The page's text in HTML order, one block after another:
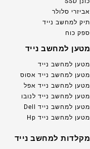
אביזרי סלולר
תיק למחשב נייד
ספק כוח
מטען למחשב נייד
מטען למחשב נייד
מטען למחשב נייד אסוס
מטען למחשב נייד אפל
מטען למחשב נייד לנובו
מטען למחשב נייד Dell
מטען למחשב נייד Hp
מקלדות למחשב נייד